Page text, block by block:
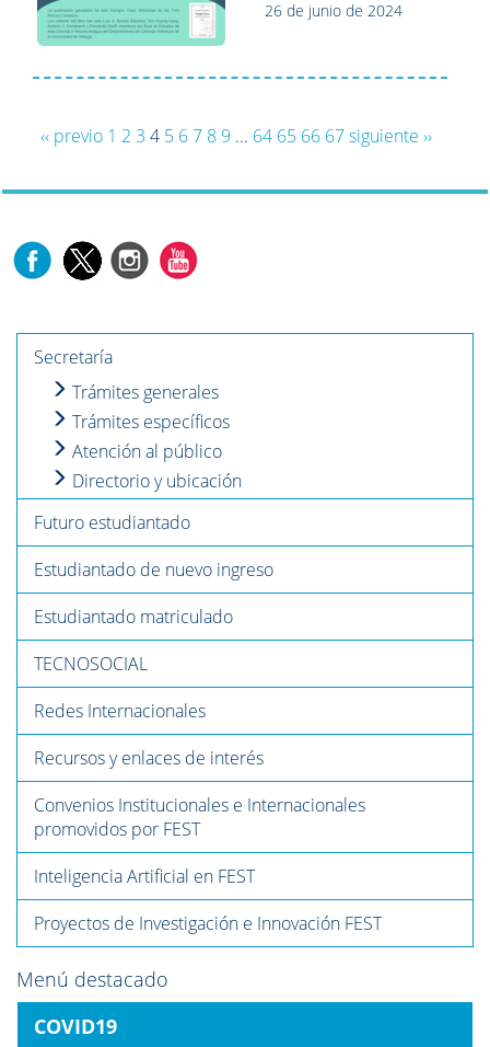
26 de junio de 2024
‹‹ previo 1 2 3 4 5 67 8 9 ... 64 65 66 67siguiente ››
Secretaría
Trámites generales
Trámites específicos
Atención al público
Directorio y ubicación
Futuro estudiantado
Estudiantado de nuevo ingreso
Estudiantado matriculado
TECNOSOCIAL
Redes Internacionales
Recursos y enlaces de interés
Convenios Institucionales e Internacionales
promovidos por FEST
Inteligencia Artificial en FEST
Proyectos de Investigación e Innovación FEST
Menú destacado
COVID19